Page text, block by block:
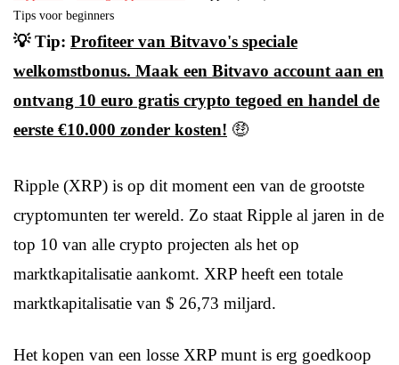
Tips voor beginners
💡 Tip: Profiteer van Bitvavo's speciale
welkomstbonus. Maak een Bitvavo account aan en
ontvang 10 euro gratis crypto tegoed en handel de
eerste €10.000 zonder kosten! 🤑
Ripple (XRP) is op dit moment een van de grootste
cryptomunten ter wereld. Zo staat Ripple al jaren in de
top 10 van alle crypto projecten als het op
marktkapitalisatie aankomt. XRP heeft een totale
marktkapitalisatie van $ 26,73 miljard.
Het kopen van een losse XRP munt is erg goedkoop